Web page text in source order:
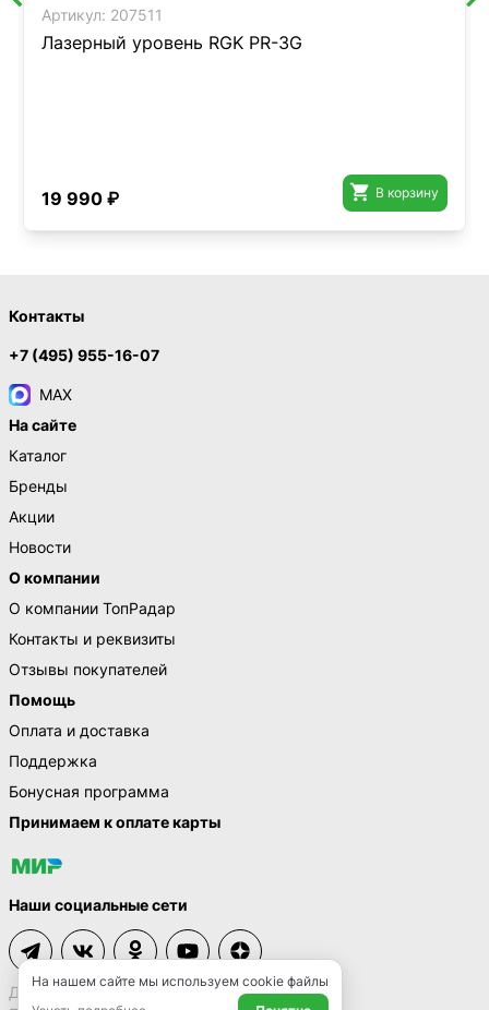
Артикул: 207511
Лазерный уровень RGK PR-3G
19 990 ₽  В корзину
Контакты
+7 (495) 955-16-07
MAX
На сайте
Каталог
Бренды
Акции
Новости
О компании
О компании ТопРадар
Контакты и реквизиты
Отзывы покупателей
Помощь
Оплата и доставка
Поддержка
Бонусная программа
Принимаем к оплате карты
Наши социальные сети
Договор-оферта
На нашем сайте мы используем cookie файлы